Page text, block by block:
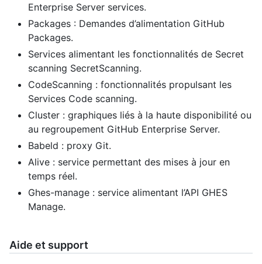
Enterprise Server services.
Packages : Demandes d’alimentation GitHub
Packages.
Services alimentant les fonctionnalités de Secret
scanning SecretScanning.
CodeScanning : fonctionnalités propulsant les
Services Code scanning.
Cluster : graphiques liés à la haute disponibilité ou
au regroupement GitHub Enterprise Server.
Babeld : proxy Git.
Alive : service permettant des mises à jour en
temps réel.
Ghes-manage : service alimentant l’API GHES
Manage.
Aide et support